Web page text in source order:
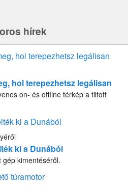
hírek
hol terepezhetsz legálisan
on- és offline térkép a tiltott
ki a Dunából
gép kimentéséről.